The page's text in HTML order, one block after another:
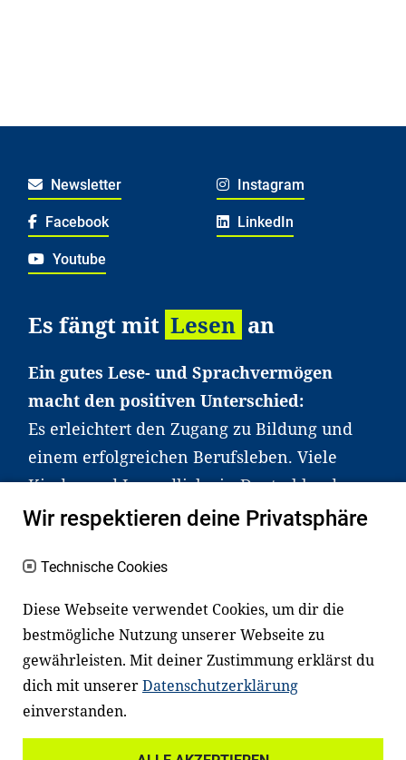
Newsletter Instagram
Facebook LinkedIn
Youtube
Es fängt mit Lesen an
Ein gutes Lese- und Sprachvermögen
macht den positiven Unterschied:
Es erleichtert den Zugang zu Bildung und
einem erfolgreichen Berufsleben. Viele
Kinder und Jugendliche in Deutschland
haben aber große Schwierigkeiten dabei.
an Familien sowie an Erzieher*innen,
Lehrer*innen und andere
Fachexpert*innen. Dafür arbeiten wir eng
mit Ministerien, wissenschaftlichen
Einrichtungen, Verbänden, Unternehmen
und anderen Stiftungen zusammen.
Wir respektieren deine Privatsphäre
Technische Cookies
Diese Webseite verwendet Cookies, um dir die
bestmögliche Nutzung unserer Webseite zu
gewährleisten. Mit deiner Zustimmung erklärst du
dich mit unsererDatenschutzerklärung
einverstanden.